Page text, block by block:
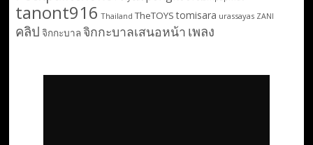
tanont916 Thailand TheTOYS tomisara urassayas ZANI
คลิป จิกกะบาลจิกกะบาลเสนอหน้า เพลง